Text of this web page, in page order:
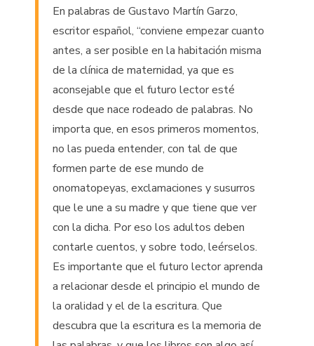
En palabras de Gustavo Martín Garzo,
escritor español, “conviene empezar cuanto
antes, a ser posible en la habitación misma
de la clínica de maternidad, ya que es
aconsejable que el futuro lector esté
desde que nace rodeado de palabras. No
importa que, en esos primeros momentos,
no las pueda entender, con tal de que
formen parte de ese mundo de
onomatopeyas, exclamaciones y susurros
que le une a su madre y que tiene que ver
con la dicha. Por eso los adultos deben
contarle cuentos, y sobre todo, leérselos.
Es importante que el futuro lector aprenda
a relacionar desde el principio el mundo de
la oralidad y el de la escritura. Que
descubra que la escritura es la memoria de